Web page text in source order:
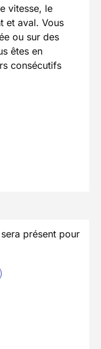
vitesse, le
et aval. Vous
ou sur des
êtes en
consécutifs
présent pour